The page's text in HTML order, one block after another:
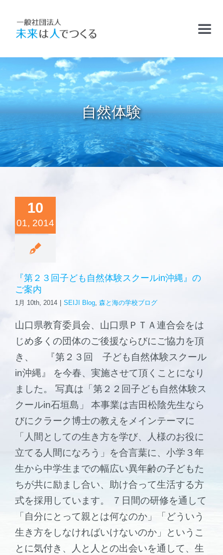
content
お知らせ
フリースクールおかむら塾
ケアサポート
精華学園高等学校・厚南校
森と海の学校
施設案内
自然体験
10
01, 2014
『第２３回子ども自然体験スクールin沖縄』の
ご案内
1月 10th, 2014 SEIJI Blog, 森と海の学校ブログ
山口県教育委員会、山口県ＰＴＡ連合会をは
じめ多くの団体のご後援ならびにご協力を頂
き、 『第２３回 子ども自然体験スクール
in沖縄』 を今春、実施させて頂くことになり
ました。 写真は「第２２回子ども自然体験ス
クールin石垣島」 本事業は吉田松陰先生なら
びにクラーク博士の教えをメインテーマに
「人間としての生き方を学び、人様のお役に
立てる人間になろう」を合言葉に、小学３年
生から中学生までの幅広い異年齢の子どもた
ちが共に励まし合い、助け合って生活する方
式を採用しています。 ７日間の研修を通して
「自分にとって親とは何なのか」「どういう
生き方をしなければいけないのか」というこ
とに気付き、人と人との出会いを通して、生